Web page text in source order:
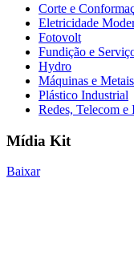
Corte e
Eletricidade
Fotovolt
Fundição e
Hydro
Máquinas e Metais
Plástico Industrial
Redes, Telecom e
Mídia Kit
Baixar